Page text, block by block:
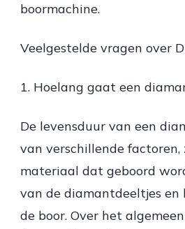
boormachine.
Veelgestelde vragen over
1. Hoelang gaat een
De levensduur van een
van verschillende factoren,
materiaal dat geboord
van de diamantdeeltjes en
de boor. Over het